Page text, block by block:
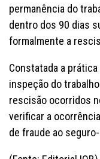
permanência do
dentro dos 90 dias
formalmente a
Constatada a
inspeção do
rescisão ocorridos
verificar a
de fraude ao